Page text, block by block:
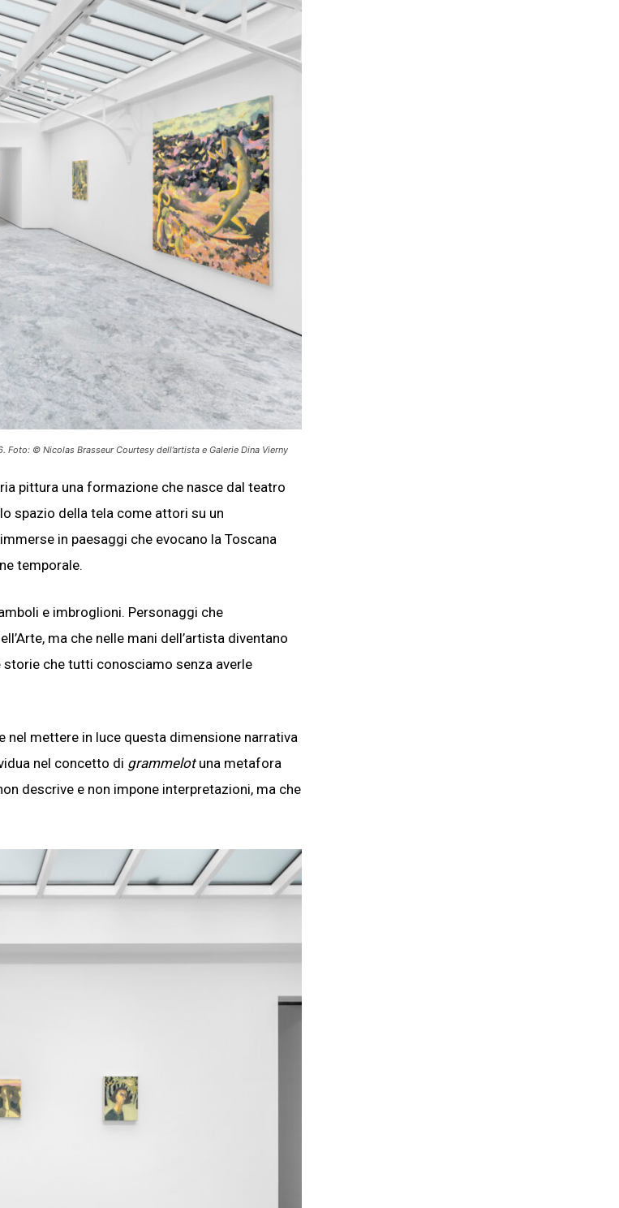
© Nicolas Brasseur Courtesy dell’artista e Galerie Dina Vierny
pittura una formazione che nasce dal teatro
spazio della tela come attori su un
in paesaggi che evocano la Toscana
temporale.
e imbroglioni. Personaggi che
ma che nelle mani dell’artista diventano
che tutti conosciamo senza averle
mettere in luce questa dimensione narrativa
nel concetto di grammelotuna metafora
descrive e non impone interpretazioni, ma che